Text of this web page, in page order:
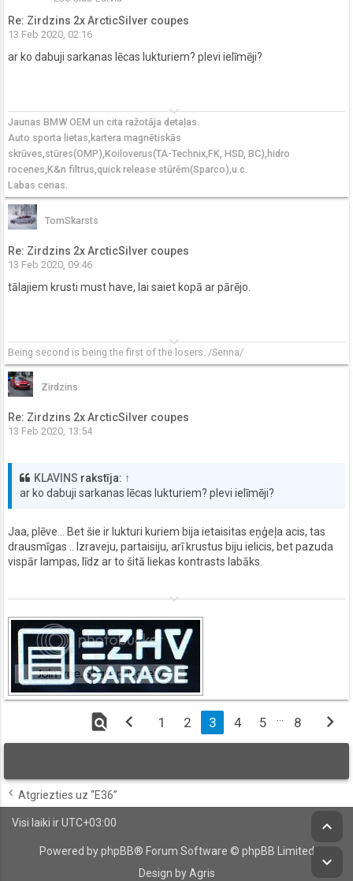
Re: Zirdzins 2x ArcticSilver coupes
13 Feb 2020, 02:16
ar ko dabuji sarkanas lēcas lukturiem? plevi ielīmēji?
keyboard_arrow_down
Jaunas BMW OEM un cita ražotāja detaļas.
Auto sporta lietas,kartera magnētiskās
skrūves,stūres(OMP),Koiloverus(TA-Technix,FK, HSD, BC),hidro
rocenes,K&n filtrus,quick release stūrēm(Sparco),u.c.
Labas cenas.
TomSkarsts
Re: Zirdzins 2x ArcticSilver coupes
13 Feb 2020, 09:46
tālajiem krusti must have, lai saiet kopā ar pārējo.
keyboard_arrow_down
Being second is being the first of the losers. /Senna/
Zirdzins
Re: Zirdzins 2x ArcticSilver coupes
13 Feb 2020, 13:54
KLAVINS rakstīja: ↑
ar ko dabuji sarkanas lēcas lukturiem? plevi ielīmēji?
Jaa, plēve... Bet šie ir lukturi kuriem bija ietaisitas eņģeļa acis, tas
drausmīgas .. Izraveju, partaisiju, arī krustus biju ielicis, bet pazuda
vispār lampas, līdz ar to šitā liekas kontrasts labāks.
keyboard_arrow_down
find_in_page chevron_left 1 2 3 4 5 8 chevron_right
Atgriezties uz “E36”
Visi laiki irUTC+03:00
Powered byphpBB® Forum Software © phpBB Limited
Design by Agris
keyboard_arrow_up
keyboard_arrow_down